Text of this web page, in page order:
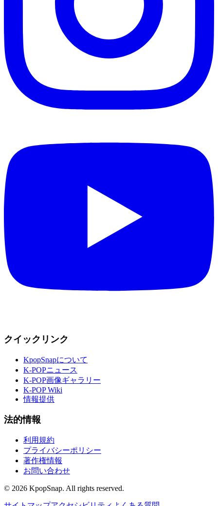
クイックリンク
KpopSnapについて
K-POPニュース
K-POP画像ギャラリー
K-POP Wiki
情報提供
法的情報
利用規約
プライバシーポリシー
著作権情報
お問い合わせ
© 2026 KpopSnap. All rights reserved.